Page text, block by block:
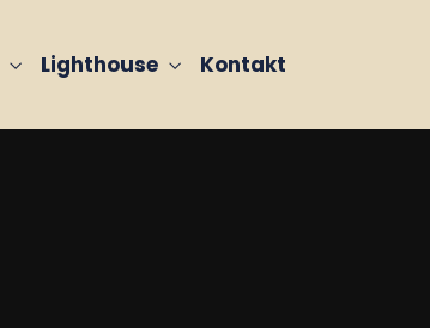
Lighthouse Kontakt